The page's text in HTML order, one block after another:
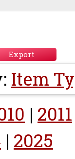
Item
| 2011
| 2025